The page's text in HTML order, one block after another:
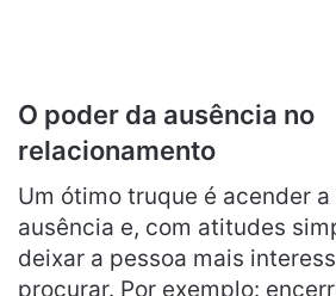
O poder da ausência no
relacionamento
Um ótimo truque é acender
ausência e, com atitudes
deixar a pessoa mais
procurar. Por exemplo: